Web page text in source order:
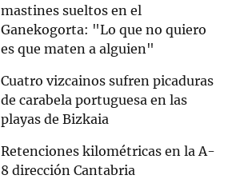
mastines sueltos en el
Ganekogorta: "Lo que no quiero
es que maten a alguien"
Cuatro vizcainos sufren picaduras
de carabela portuguesa en las
playas de Bizkaia
Retenciones kilométricas en la A-
8 dirección Cantabria